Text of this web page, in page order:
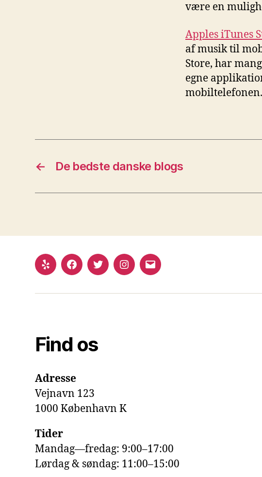
være en
Apples iTunes
af musik til
Store, har
egne
mobiltelefonen.
← De bedste danske blogs
Yelp FacebookTwitterInstagram
E-
Find os
Adresse
Vejnavn 123
1000 København K
Tider
Mandag—fredag: 9:00–17:00
Lørdag & søndag: 11:00–15:00